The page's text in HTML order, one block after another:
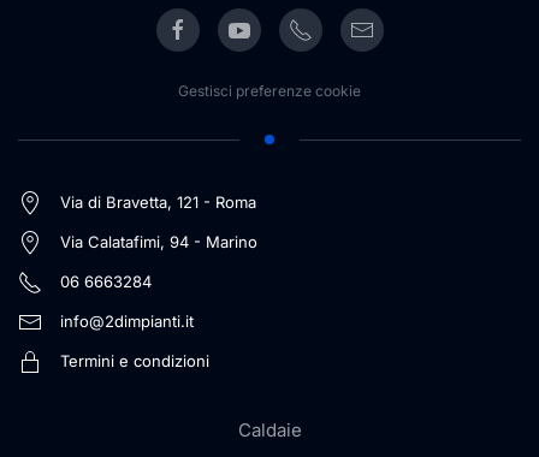
Gestisci preferenze cookie
Via di Bravetta, 121 - Roma
Via Calatafimi, 94 - Marino
06 6663284
info@2dimpianti.it
Termini e condizioni
Caldaie